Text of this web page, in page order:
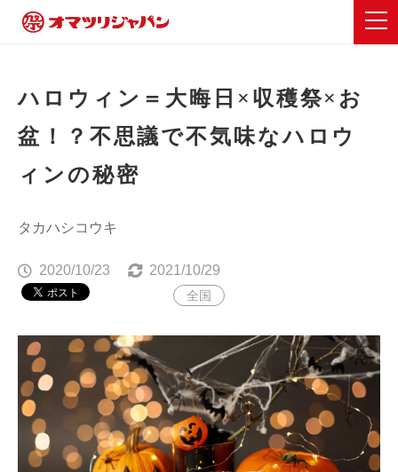
ハロウィン＝大晦日×収穫祭×お
盆！？不思議で不気味なハロウ
ィンの秘密
タカハシコウキ
2020/10/23 2021/10/29
全国